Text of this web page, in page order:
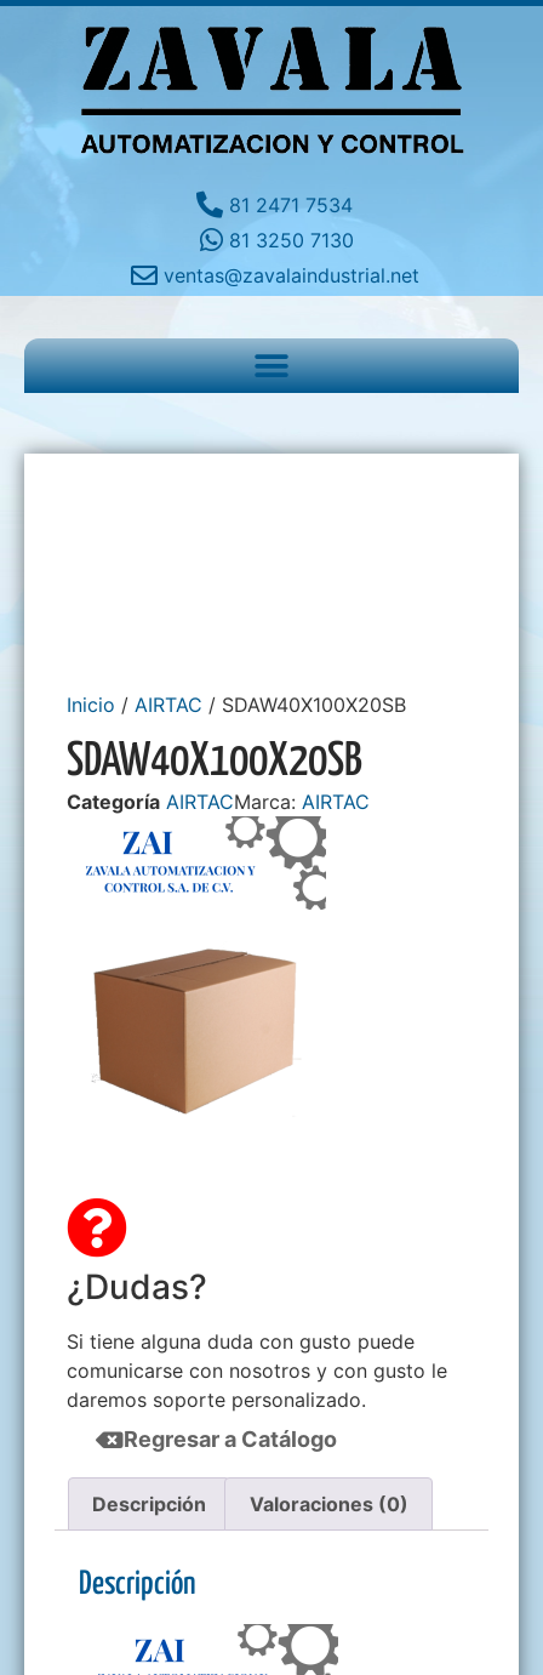
81 2471 7534
81 3250 7130
ventas@zavalaindustrial.net
Inicio / AIRTAC / SDAW40X100X20SB
SDAW40X100X20SB
Categoría AIRTACMarca: AIRTAC
¿Dudas?
Si tiene alguna duda con gusto puede
comunicarse con nosotros y con gusto le
daremos soporte personalizado.
Regresar a Catálogo
Descripción Valoraciones (0)
Descripción